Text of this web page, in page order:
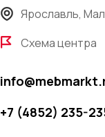
Ярославль,
Схема центра
+7 (4852) 235-